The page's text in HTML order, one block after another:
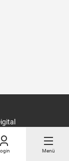
Menü